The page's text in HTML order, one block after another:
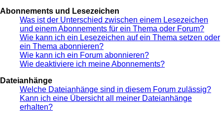
Abonnements und Lesezeichen
Was ist der Unterschied zwischen einem Lesezeichen
und einem Abonnements für ein Thema oder Forum?
Wie kann ich ein Lesezeichen auf ein Thema setzen oder
ein Thema abonnieren?
Wie kann ich ein Forum abonnieren?
Wie deaktiviere ich meine Abonnements?
Dateianhänge
Welche Dateianhänge sind in diesem Forum zulässig?
Kann ich eine Übersicht all meiner Dateianhänge
erhalten?